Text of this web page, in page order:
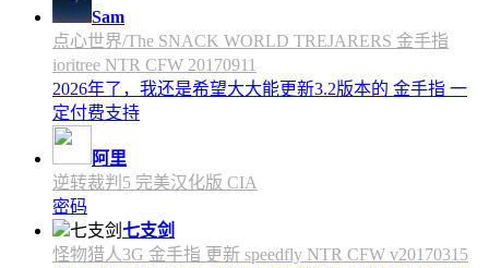
Sam
点心世界/The SNACK WORLD TREJARERS 金手指
ioritree NTR CFW 20170911
2026年了，我还是希望大大能更新3.2版本的 金手指 一
定付费支持
阿里
逆转裁判5 完美汉化版 CIA
密码
七支剑
怪物猎人3G 金手指 更新 speedfly NTR CFW v20170315